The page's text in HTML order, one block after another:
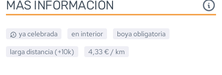
MÁS INFORMACIÓN
ya celebrada en interior
boya obligatoria
larga distancia (+10k)
4,33 € / km